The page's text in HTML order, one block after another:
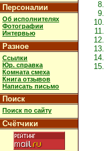
Персоналии
Об исполнителях
Фотографии
Интервью
Разное
Ссылки
Юр. справка
Комната смеха
Книга отзывов
Написать письмо
Поиск
Поиск по сайту
Счётчики